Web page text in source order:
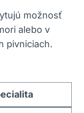
možnosť
alebo v
pivniciach.